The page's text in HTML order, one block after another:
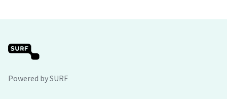
Powered by SURF